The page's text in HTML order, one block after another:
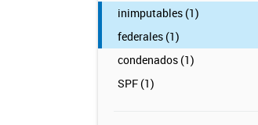
inimputables (1)
federales (1)
condenados (1)
SPF (1)